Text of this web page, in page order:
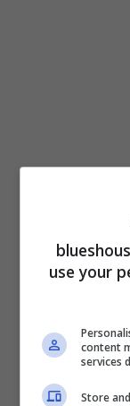
TOM HANKS
Altrettanto
confessato
use your
content
services
Store